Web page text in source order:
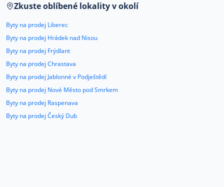
O nás
Kariéra
Kontakt
Zkuste oblíbené lokality v okolí
Byty na prodej Liberec
Byty na prodej Hrádek nad Nisou
Byty na prodej Frýdlant
Byty na prodej Chrastava
Byty na prodej Jablonné v Podještědí
Byty na prodej Nové Město pod Smrkem
Byty na prodej Raspenava
Byty na prodej Český Dub